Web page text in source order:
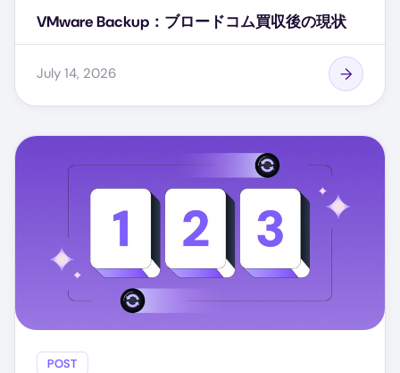
VMware Backup：ブロードコム買収後の現状
July 14, 2026
POST